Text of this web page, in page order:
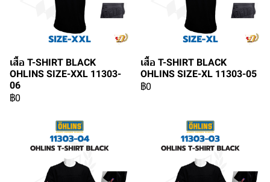
เสื้อ T-SHIRT BLACK
OHLINS SIZE-XXL 11303-
06
฿0
เสื้อ T-SHIRT BLACK
OHLINS SIZE-XL 11303-05
฿0